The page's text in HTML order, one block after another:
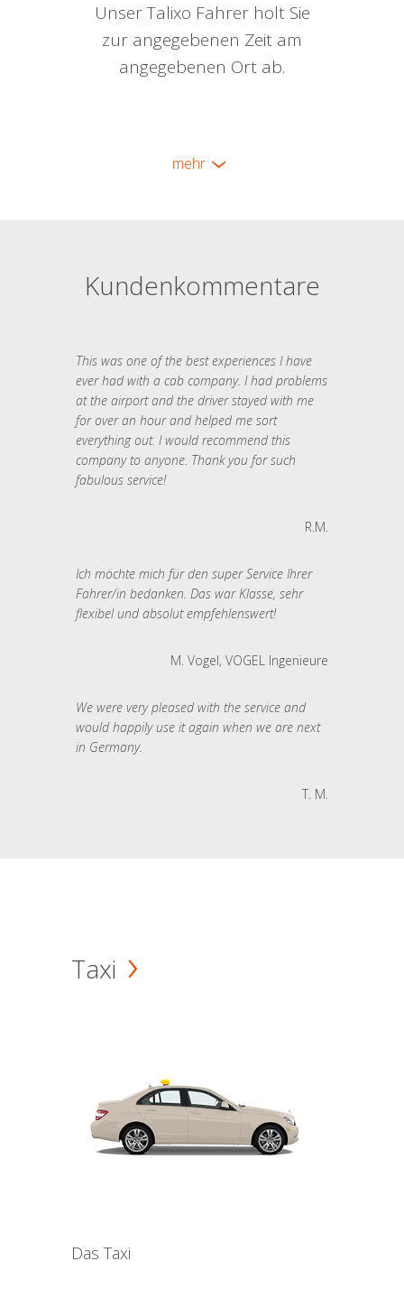
Unser Talixo Fahrer holt Sie
zur angegebenen Zeit am
angegebenen Ort ab.
mehr
Kundenkommentare
This was one of the best experiences I have
ever had with a cab company. I had problems
at the airport and the driver stayed with me
for over an hour and helped me sort
everything out. I would recommend this
company to anyone. Thank you for such
fabulous service!
R.M.
Ich möchte mich für den super Service Ihrer
Fahrer/in bedanken. Das war Klasse, sehr
flexibel und absolut empfehlenswert!
M. Vogel, VOGEL Ingenieure
We were very pleased with the service and
would happily use it again when we are next
in Germany.
T. M.
Taxi
Das Taxi